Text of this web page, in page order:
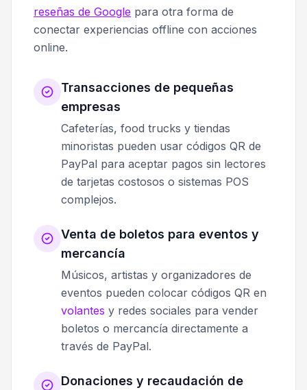
reseñas de Google para otra forma de
conectar experiencias offline con acciones
online.
Transacciones de pequeñas
empresas
Cafeterías, food trucks y tiendas
minoristas pueden usar códigos QR de
PayPal para aceptar pagos sin lectores
de tarjetas costosos o sistemas POS
complejos.
Venta de boletos para eventos y
mercancía
Músicos, artistas y organizadores de
eventos pueden colocar códigos QR en
volantes y redes sociales para vender
boletos o mercancía directamente a
través de PayPal.
Donaciones y recaudación de